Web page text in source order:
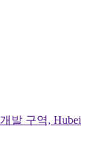
발 구역, Hubei